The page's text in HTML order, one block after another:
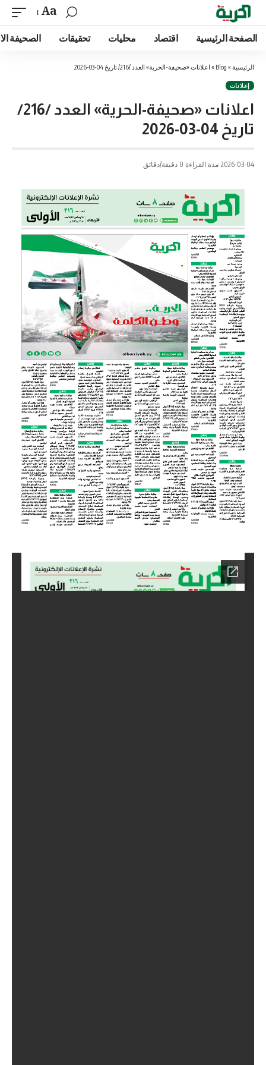
Aa
الصفحة الرئيسية اقتصاد محليات تحقيقات الصحيفة
الرئيسية »
Blog
» اعلانات «صحيفة-الحرية» العدد /216/ تاريخ 04-03-2026
إعلانات
اعلانات «صحيفة-الحرية» العدد /216/
تاريخ 04-03-2026
2026-03-04 مدة القراءة 0 دقيقة/دقائق